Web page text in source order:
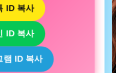
ID 복사
ID 복사
램 ID 복사